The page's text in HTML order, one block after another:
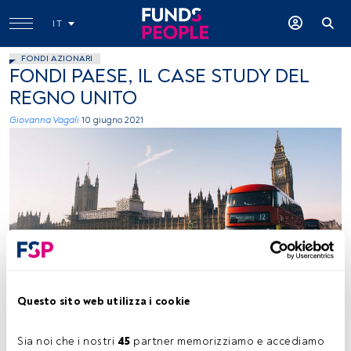
Questo sito web utilizza i cookie
Sia noi che i nostri 45 partner memorizziamo e accediamo
IT
FONDI AZIONARI
FONDI PAESE, IL CASE STUDY DEL
REGNO UNITO
Giovanna Vagali 10 giugno 2021